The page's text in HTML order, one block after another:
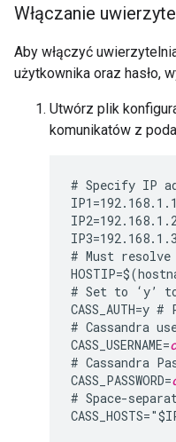
Włączanie
Aby włączyć
użytkownika oraz hasło,
Utwórz plik
komunikatów z
# Specify IP
IP1=192.168.1.1
IP3=192.168.1.3
# Must resolve
# Set to ‘y’
CASS_AUTH=y
# Cassandra
CASS_USERNAME=
# Cassandra
CASS_PASSWORD=
# Space-